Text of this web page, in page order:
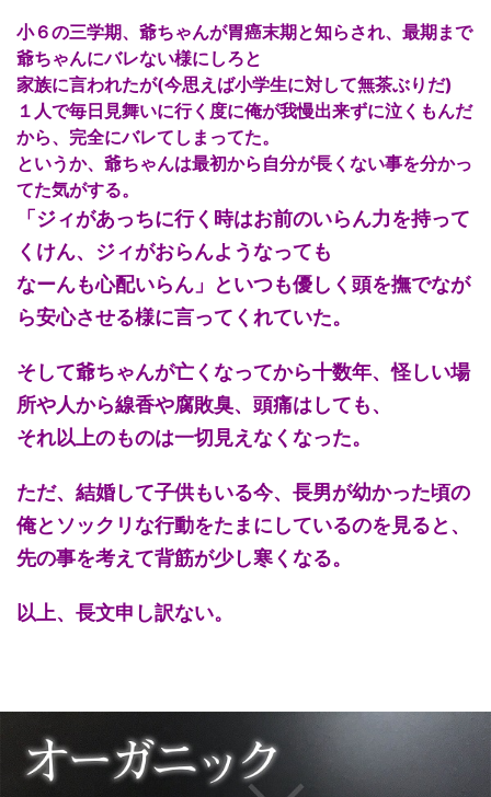
小６の三学期、爺ちゃんが胃癌末期と知らされ、最期まで
爺ちゃんにバレない様にしろと
家族に言われたが(今思えば小学生に対して無茶ぶりだ)
１人で毎日見舞いに行く度に俺が我慢出来ずに泣くもんだ
から、完全にバレてしまってた。
というか、爺ちゃんは最初から自分が長くない事を分かっ
てた気がする。
「ジィがあっちに行く時はお前のいらん力を持って
くけん、ジィがおらんようなっても
なーんも心配いらん」といつも優しく頭を撫でなが
ら安心させる様に言ってくれていた。
そして爺ちゃんが亡くなってから十数年、怪しい場
所や人から線香や腐敗臭、頭痛はしても、
それ以上のものは一切見えなくなった。
ただ、結婚して子供もいる今、長男が幼かった頃の
俺とソックリな行動をたまにしているのを見ると、
先の事を考えて背筋が少し寒くなる。
以上、長文申し訳ない。